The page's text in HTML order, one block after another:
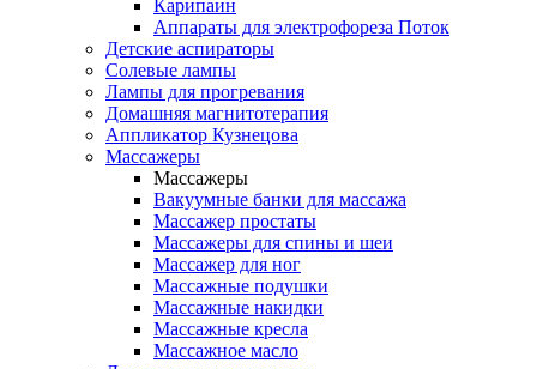
Карипаин
Аппараты для электрофореза Поток
Детские аспираторы
Солевые лампы
Лампы для прогревания
Домашняя магнитотерапия
Аппликатор Кузнецова
Массажеры
Массажеры
Вакуумные банки для массажа
Массажер простаты
Массажеры для спины и шеи
Массажер для ног
Массажные подушки
Массажные накидки
Массажные кресла
Массажное масло